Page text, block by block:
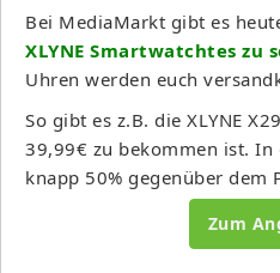
Bei MediaMarkt gibt es
XLYNE Smartwatchtes zu
Uhren werden euch
So gibt es z.B. die XLYNE
39,99€ zu bekommen ist.
knapp 50% gegenüber dem
Zum